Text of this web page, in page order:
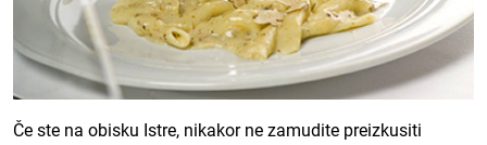
Če ste na obisku Istre, nikakor ne zamudite preizkusiti